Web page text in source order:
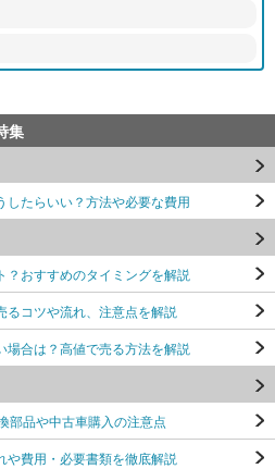
集
たらいい？方法や必要な費用
おすすめのタイミングを解説
るコツや流れ、注意点を解説
合は？高値で売る方法を解説
部品や中古車購入の注意点
や費用・必要書類を徹底解説